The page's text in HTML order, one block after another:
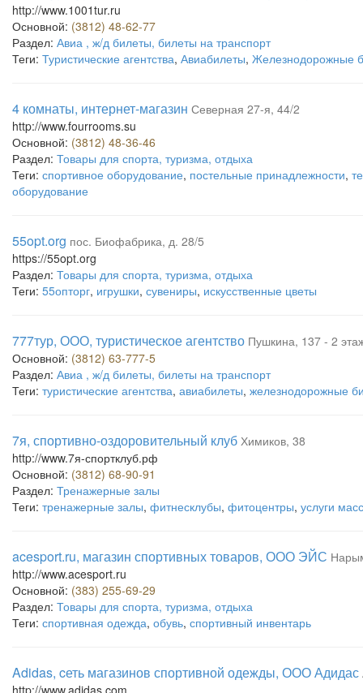
http://www.1001tur.ru
Основной: (3812) 48-62-77
Раздел: Авиа , ж/д билеты, билеты на транспорт
Теги: Туристические агентства, Авиабилеты, Железнодорожные
4 комнаты, интернет-магазин Северная 27-я, 44/2
http://www.fourrooms.su
Основной: (3812) 48-36-46
Раздел: Товары для спорта, туризма, отдыха
Теги: спортивное оборудование, постельные принадлежности,
оборудование
55opt.org пос. Биофабрика, д. 28/5
https://55opt.org
Раздел: Товары для спорта, туризма, отдыха
Теги: 55опторг, игрушки, сувениры, искусственные цветы
777тур, ООО, туристическое агентство Пушкина, 137 - 2
Основной: (3812) 63-777-5
Раздел: Авиа , ж/д билеты, билеты на транспорт
Теги: туристические агентства, авиабилеты, железнодорожные
7я, спортивно-оздоровительный клуб Химиков, 38
http://www.7я-спортклуб.рф
Основной: (3812) 68-90-91
Раздел: Тренажерные залы
Теги: тренажерные залы, фитнесклубы, фитоцентры, услуги
acesport.ru, магазин спортивных товаров, ООО ЭЙС
http://www.acesport.ru
Основной: (383) 255-69-29
Раздел: Товары для спорта, туризма, отдыха
Теги: спортивная одежда, обувь, спортивный инвентарь
Adidas, cеть магазинов спортивной одежды, ООО Адидас
http://www.adidas.com